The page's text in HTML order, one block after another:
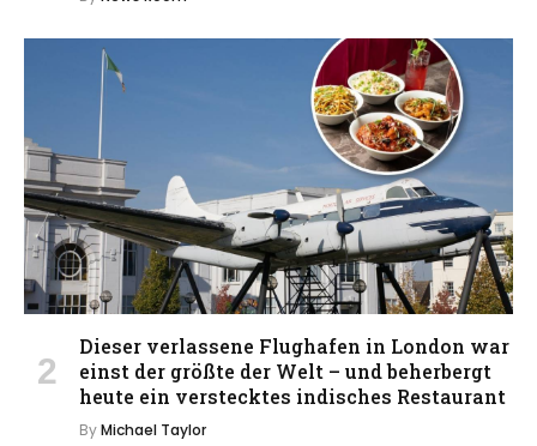
Dieser verlassene Flughafen in London war
einst der größte der Welt – und beherbergt
heute ein verstecktes indisches Restaurant
ByMichael Taylor